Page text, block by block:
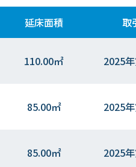
延床面積 取
110.00㎡ 2025
85.00㎡ 2025
85.00㎡ 2025